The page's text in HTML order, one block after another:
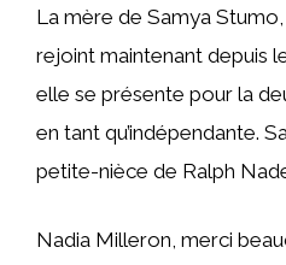
La mère de Samya
rejoint maintenant depuis
elle se présente pour la
en tant qu’indépendante.
petite-nièce de Ralph
Nadia Milleron, merci